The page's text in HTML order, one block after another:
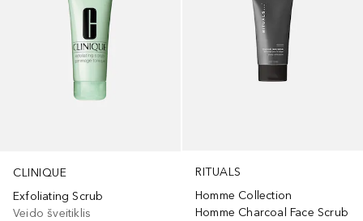
CLINIQUE
Exfoliating Scrub
Veido šveitiklis
RITUALS
Homme Collection
Homme Charcoal Face Scrub